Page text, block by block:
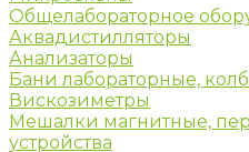
Общелабораторное
Аквадистилляторы
Анализаторы
Бани лабораторные,
Вискозиметры
Мешалки магнитные,
устройства